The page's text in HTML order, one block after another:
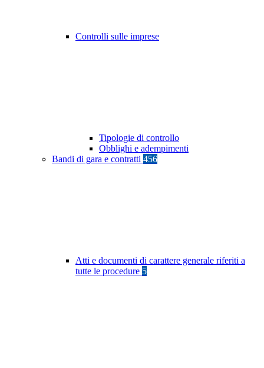
Controlli sulle imprese
Tipologie di controllo
Obblighi e adempimenti
Bandi di gara e contratti 456
Atti e documenti di carattere generale riferiti a
tutte le procedure 5